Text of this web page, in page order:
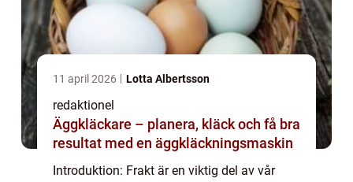
11 april 2026 Lotta Albertsson
redaktionel
Äggkläckare – planera, kläck och få bra
resultat med en äggkläckningsmaskin
Introduktion: Frakt är en viktig del av vår